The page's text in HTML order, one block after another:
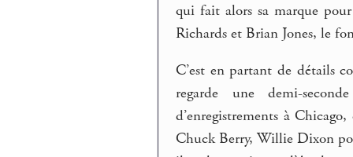
qui fait alors sa marque
Richards et Brian Jones, le
C’est en partant de détails
regarde une demi-
d’enregistrements à
Chuck Berry, Willie Dixon